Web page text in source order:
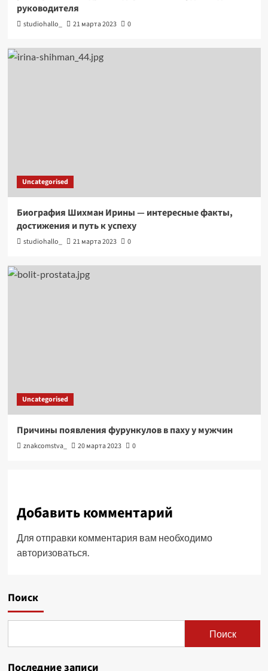
руководителя
studiohallo_ 21 марта 2023 0
Uncategorised
Биография Шихман Ирины — интересные факты,
достижения и путь к успеху
studiohallo_ 21 марта 2023 0
Uncategorised
Причины появления фурункулов в паху у мужчин
znakcomstva_ 20 марта 2023 0
Добавить комментарий
Для отправки комментария вам необходимо
авторизоваться.
Поиск
Поиск
Последние записи